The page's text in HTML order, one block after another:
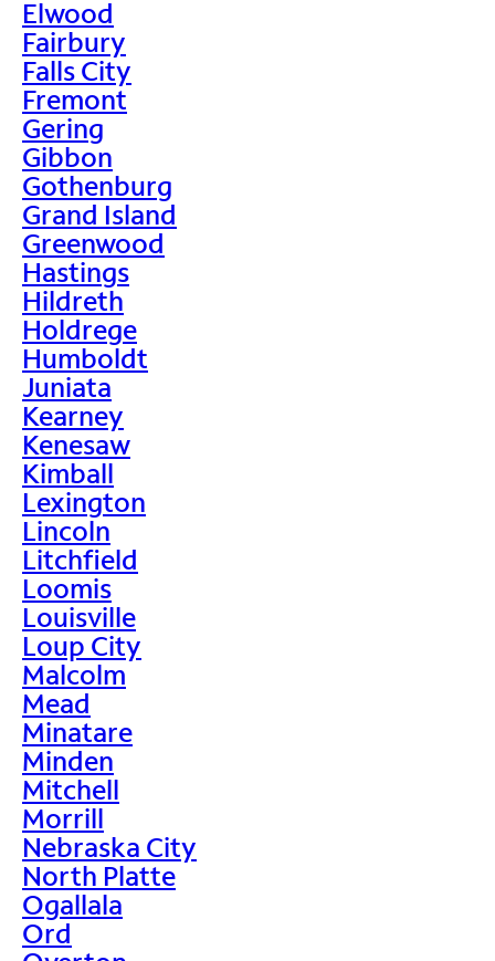
Elwood
Fairbury
Falls City
Fremont
Gering
Gibbon
Gothenburg
Grand Island
Greenwood
Hastings
Hildreth
Holdrege
Humboldt
Juniata
Kearney
Kenesaw
Kimball
Lexington
Lincoln
Litchfield
Loomis
Louisville
Loup City
Malcolm
Mead
Minatare
Minden
Mitchell
Morrill
Nebraska City
North Platte
Ogallala
Ord